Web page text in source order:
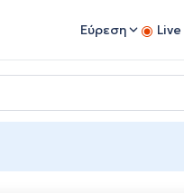
Εύρεση